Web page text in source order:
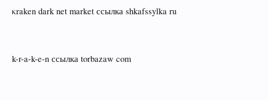
κraken dark net market ссылка shkafssylka ru
k-r-a-k-e-n ссылка torbazaw com